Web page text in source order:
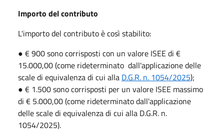
Importo del contributo
L'importo del contributo è così stabilito:
● € 900 sono corrisposti con un valore ISEE di €
15.000,00 (come rideterminato dall'applicazione delle
scale di equivalenza di cui alla D.G.R. n. 1054/2025);
● € 1.500 sono corrisposti per un valore ISEE massimo
di € 5.000,00 (come rideterminato dall'applicazione
delle scale di equivalenza di cui alla D.G.R. n.
1054/2025).